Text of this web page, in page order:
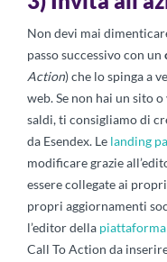
Non devi mai
passo successivo con un
Action) che lo spinga a
web. Se non hai un sito
saldi, ti consigliamo di
da Esendex. Le landing
modificare grazie
essere collegate ai
propri aggiornamenti
l’editor della piattaforma
Call To Action da